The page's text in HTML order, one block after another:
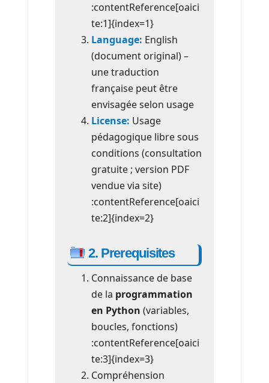
:contentReference[oaici
te:1]{index=1}
Language: English
(document original) –
une traduction
française peut être
envisagée selon usage
License: Usage
pédagogique libre sous
conditions (consultation
gratuite ; version PDF
vendue via site)
:contentReference[oaici
te:2]{index=2}
2. Prerequisites
Connaissance de base
de la programmation
en Python (variables,
boucles, fonctions)
:contentReference[oaici
te:3]{index=3}
Compréhension